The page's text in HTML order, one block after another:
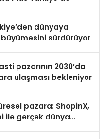
dünyaya
sürdürüyor
pazarının 2030’da
ulaşması bekleniyor
pazara: ShopinX,
ile gerçek dünya